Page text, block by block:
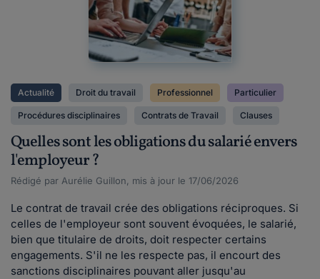
Actualité Droit du travail Professionnel Particulier
Procédures disciplinaires Contrats de Travail Clauses
Quelles sont les obligations du salarié envers
l'employeur ?
Rédigé par Aurélie Guillon, mis à jour le 17/06/2026
Le contrat de travail crée des obligations réciproques. Si
celles de l'employeur sont souvent évoquées, le salarié,
bien que titulaire de droits, doit respecter certains
engagements. S'il ne les respecte pas, il encourt des
sanctions disciplinaires pouvant aller jusqu'au